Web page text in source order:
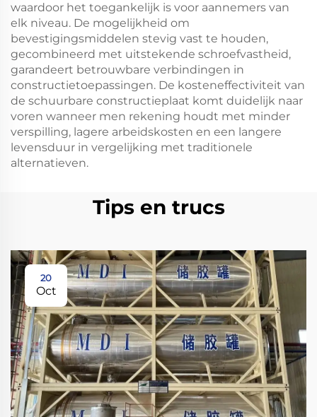
waardoor het toegankelijk is voor aannemers van
elk niveau. De mogelijkheid om
bevestigingsmiddelen stevig vast te houden,
gecombineerd met uitstekende schroefvastheid,
garandeert betrouwbare verbindingen in
constructietoepassingen. De kosteneffectiviteit van
de schuurbare constructieplaat komt duidelijk naar
voren wanneer men rekening houdt met minder
verspilling, lagere arbeidskosten en een langere
levensduur in vergelijking met traditionele
alternatieven.
Tips en trucs
20
Oct